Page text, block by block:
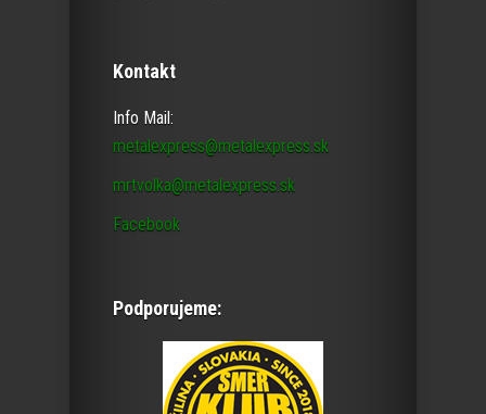
Kontakt
Info Mail:
metalexpress@metalexpress.sk
mrtvolka@metalexpress.sk
Facebook
Podporujeme: